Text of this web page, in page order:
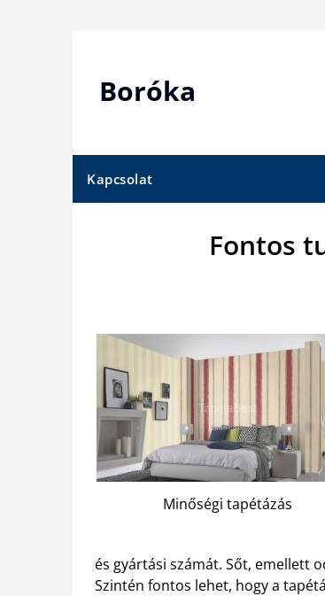
Boróka
Kapcsolat
Fontos
Minőségi tapétázás
és gyártási számát. Sőt, emellett
Szintén fontos lehet, hogy a